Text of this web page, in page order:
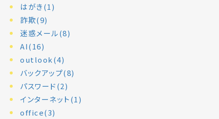
はがき(1)
詐欺(9)
迷惑メール(8)
AI(16)
outlook(4)
バックアップ(8)
パスワード(2)
インターネット(1)
office(3)